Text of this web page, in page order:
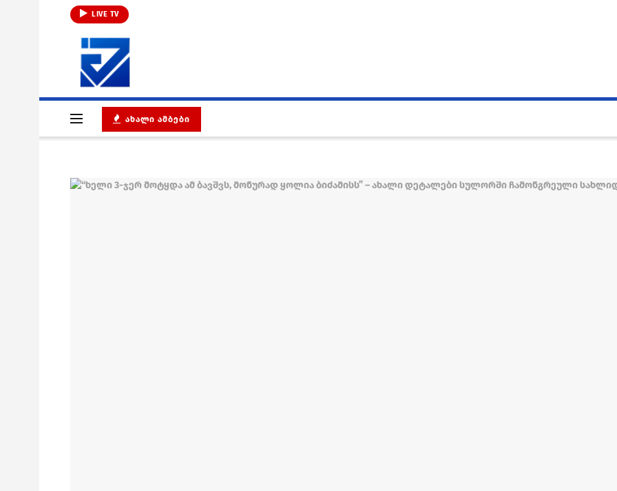
LIVE TV
ᲐᲮᲐᲚᲘ ᲐᲛᲑᲔᲑᲘ